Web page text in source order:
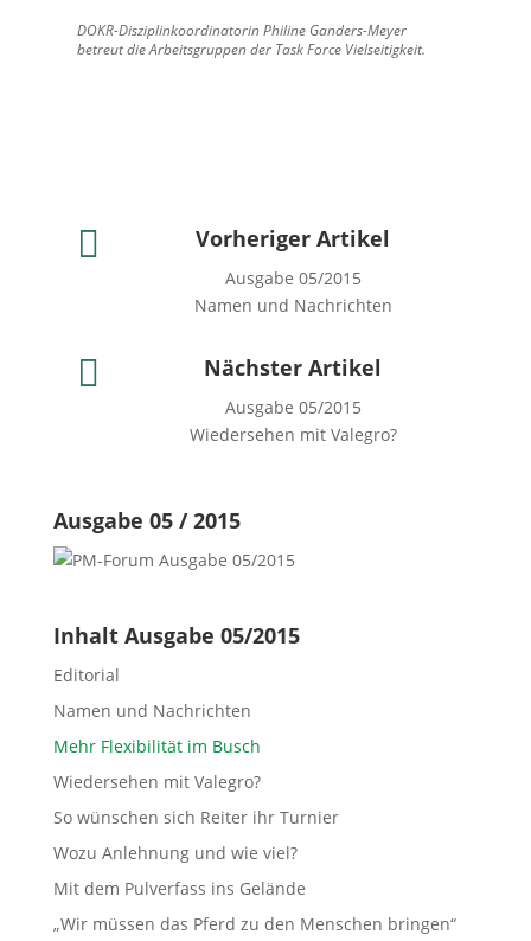
DOKR-Disziplinkoordinatorin Philine Ganders-Meyer
betreut die Arbeitsgruppen der Task Force Vielseitigkeit.
 Vorheriger Artikel
Ausgabe 05/2015
Namen und Nachrichten
 Nächster Artikel
Ausgabe 05/2015
Wiedersehen mit Valegro?
Ausgabe 05 / 2015
Inhalt Ausgabe 05/2015
Editorial
Namen und Nachrichten
Mehr Flexibilität im Busch
Wiedersehen mit Valegro?
So wünschen sich Reiter ihr Turnier
Wozu Anlehnung und wie viel?
Mit dem Pulverfass ins Gelände
„Wir müssen das Pferd zu den Menschen bringen“